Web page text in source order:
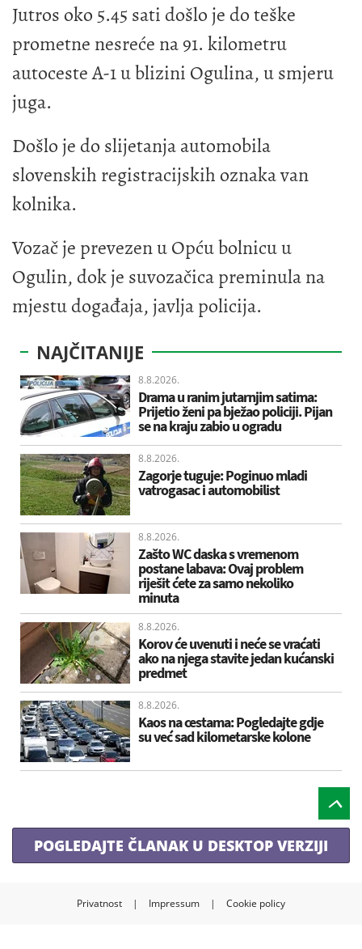
Jutros oko 5.45 sati došlo je do teške
prometne nesreće na 91. kilometru
autoceste A-1 u blizini Ogulina, u smjeru
juga.
Došlo je do slijetanja automobila
slovenskih registracijskih oznaka van
kolnika.
Vozač je prevezen u Opću bolnicu u
Ogulin, dok je suvozačica preminula na
mjestu događaja, javlja policija.
NAJČITANIJE
8.8.2026.
Drama u ranim jutarnjim satima:
Prijetio ženi pa bježao policiji. Pijan
se na kraju zabio u ogradu
8.8.2026.
Zagorje tuguje: Poginuo mladi
vatrogasac i automobilist
8.8.2026.
Zašto WC daska s vremenom
postane labava: Ovaj problem
riješit ćete za samo nekoliko
minuta
8.8.2026.
Korov će uvenuti i neće se vraćati
ako na njega stavite jedan kućanski
predmet
8.8.2026.
Kaos na cestama: Pogledajte gdje
su već sad kilometarske kolone
POGLEDAJTE ČLANAK U DESKTOP VERZIJI
Privatnost | Impressum | Cookie policy